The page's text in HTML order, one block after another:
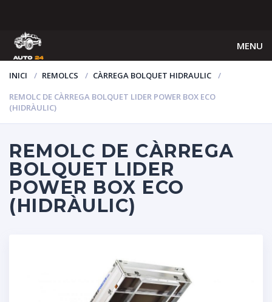
MENU
INICI REMOLCS
CÀRREGA BOLQUET HIDRAULIC
REMOLC DE CÀRREGA BOLQUET LIDER POWER BOX ECO
(HIDRÀULIC)
REMOLC DE CÀRREGA
BOLQUET LIDER
POWER BOX ECO
(HIDRÀULIC)